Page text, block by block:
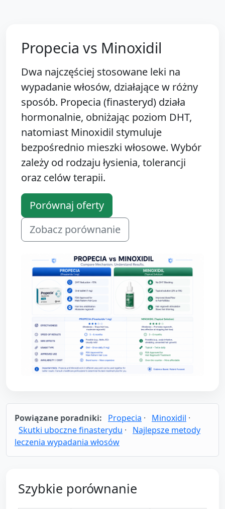
Propecia vs Minoxidil
Dwa najczęściej stosowane leki na
wypadanie włosów, działające w różny
sposób. Propecia (finasteryd) działa
hormonalnie, obniżając poziom DHT,
natomiast Minoxidil stymuluje
bezpośrednio mieszki włosowe. Wybór
zależy od rodzaju łysienia, tolerancji
oraz celów terapii.
Porównaj oferty
Zobacz porównanie
Powiązane poradniki: Propecia · Minoxidil ·
Skutki uboczne finasterydu ·
Najlepsze metody
leczenia wypadania włosów
Szybkie porównanie